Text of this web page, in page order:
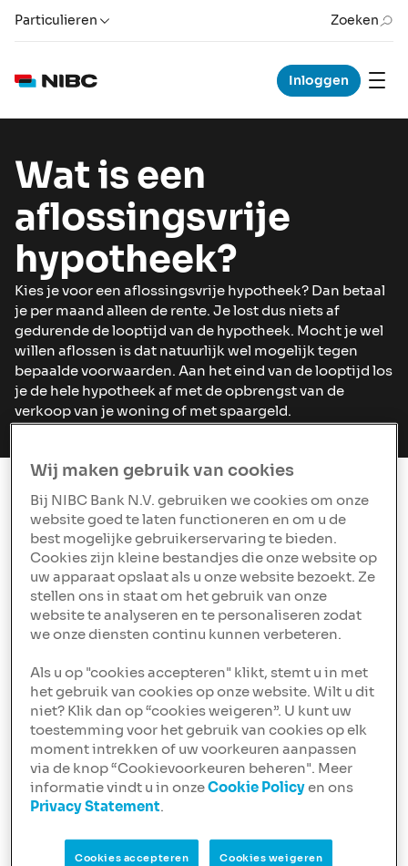
Particulieren Zoeken
Inloggen
Wat is een
aflossingsvrije
hypotheek?
Kies je voor een aflossingsvrije hypotheek? Dan betaal
je per maand alleen de rente. Je lost dus niets af
gedurende de looptijd van de hypotheek. Mocht je wel
willen aflossen is dat natuurlijk wel mogelijk tegen
bepaalde voorwaarden. Aan het eind van de looptijd los
je de hele hypotheek af met de opbrengst van de
verkoop van je woning of met spaargeld.
Kenmerken
aflossingsvrije
hypotheek
Hypotheek in 1x aflossen aan het einde
van de looptijd
Bij een aflossingsvrije hypotheek betaal je elke maand
alleen rente over je lening. Je betaalt tot het einde van
de looptijd niets terug van je lening of leningdeel. Je
schuld blijft hierdoor ook hetzelfde. Het bedrag dat je
aan rente betaalt, blijft dus ook gelijk. Aan het einde
van de looptijd moet je de lening in één keer
terugbetalen.
Extra aflossen
Wil je extra aflossen op je aflosvrije hypotheek dan kan
dat. Je mag jaarlijks tot 15% van de lening boetevrij
Wij maken gebruik van cookies
Bij NIBC Bank N.V. gebruiken we cookies om onze
website goed te laten functioneren en om u de
best mogelijke gebruikerservaring te bieden.
Cookies zijn kleine bestandjes die onze website op
uw apparaat opslaat als u onze website bezoekt. Ze
stellen ons in staat om het gebruik van onze
website te analyseren en te personaliseren zodat
we onze diensten continu kunnen verbeteren.
Als u op "cookies accepteren" klikt, stemt u in met
het gebruik van cookies op onze website. Wilt u dit
niet? Klik dan op “cookies weigeren”. U kunt uw
toestemming voor het gebruik van cookies op elk
moment intrekken of uw voorkeuren aanpassen
via de knop “Cookievoorkeuren beheren". Meer
informatie vindt u in onzeCookie Policyen ons
Privacy Statement.
Cookies accepteren Cookies weigeren